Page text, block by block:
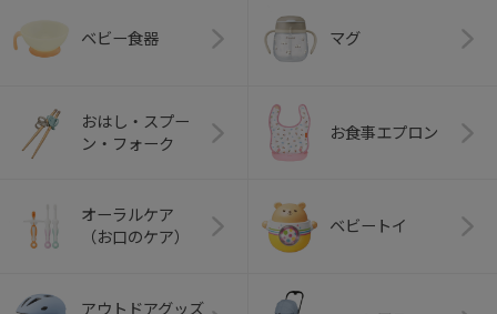
ベビー食器 マグ
おはし・スプー
ン・フォーク
お食事エプロン
オーラルケア
（お口のケア）
ベビートイ
アウトドアグッズ